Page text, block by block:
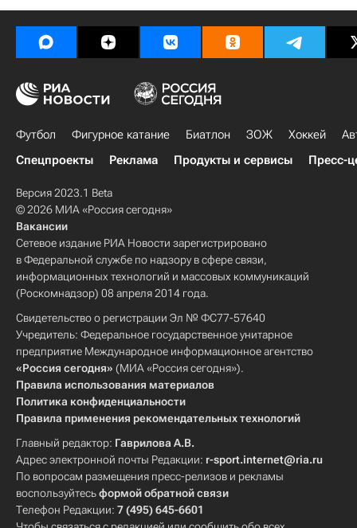
Футбол Фигурное катание Биатлон ЗОЖ Хоккей
Спецпроекты
Реклама Продукты и сервисы Пресс-
Версия 2023.1 Beta
© 2026 МИА «Россия сегодня»
Вакансии
Сетевое издание РИА Новости зарегистрировано
в Федеральной службе по надзору в сфере связи,
информационных технологий и массовых коммуникаций
(Роскомнадзор) 08 апреля 2014 года.
Свидетельство о регистрации Эл № ФС77-57640
Учредитель: Федеральное государственное унитарное
предприятие Международное информационное агентство
«Россия сегодня» (МИА «Россия сегодня»).
Правила использования материалов
Политика конфиденциальности
Правила применения рекомендательных технологий
Главный редактор: Гаврилова А.В.
Адрес электронной почты Редакции: r-sport.internet@ria.ru
По вопросам размещения пресс-релизов и рекламы
воспользуйтесьформой обратной связи
Телефон Редакции: 7 (495) 645-6601